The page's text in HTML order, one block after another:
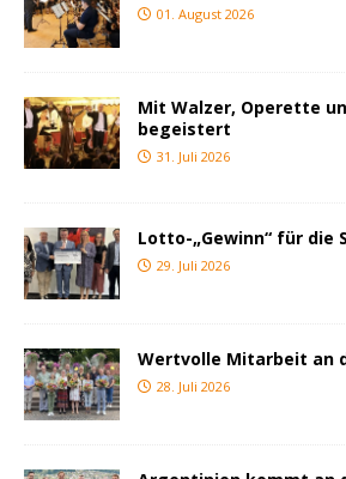
01. August 2026
Mit Walzer, Operette
begeistert
31. Juli 2026
Lotto-„Gewinn“ für die
29. Juli 2026
Wertvolle Mitarbeit an
28. Juli 2026